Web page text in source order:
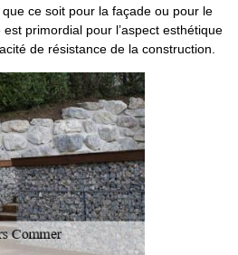
ce soit pour la façade ou pour le
primordial pour l’aspect esthétique
de résistance de la construction.